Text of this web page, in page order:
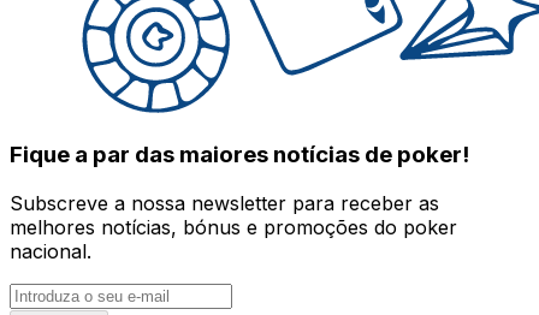
Fique a par das maiores notícias de poker!
Subscreve a nossa newsletter para receber as
melhores notícias, bónus e promoções do poker
nacional.